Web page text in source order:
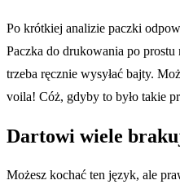
Po krótkiej analizie paczki
Paczka do drukowania po
trzeba ręcznie wysyłać bajty.
voila! Cóż, gdyby to było takie
Dartowi wiele
Możesz kochać ten język, ale